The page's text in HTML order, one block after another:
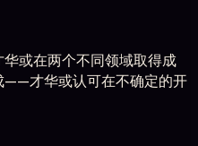
或在两个不同领域取得成
——才华或认可在不确定的开